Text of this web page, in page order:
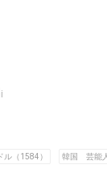
（1584）
韓国 芸能